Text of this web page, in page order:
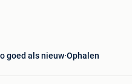
goed als nieuw Ophalen